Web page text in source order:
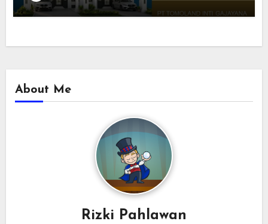
About Me
Rizki Pahlawan